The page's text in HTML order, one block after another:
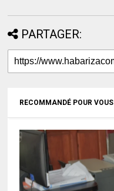
PARTAGER:
RECOMMANDÉ POUR VOUS